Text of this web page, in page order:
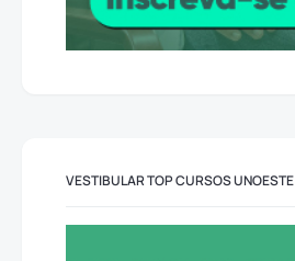
VESTIBULAR TOP CURSOS UNOESTE